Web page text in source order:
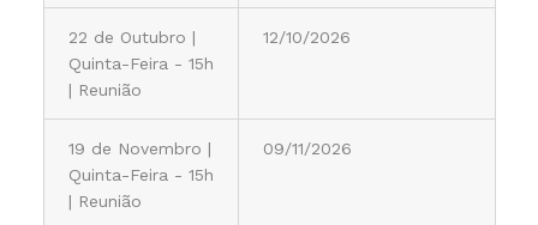
22 de Outubro |
Quinta-Feira - 15h
| Reunião
12/10/2026
19 de Novembro |
Quinta-Feira - 15h
| Reunião
09/11/2026